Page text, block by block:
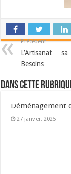
Précédent
L’Artisanat
Besoins
Dans cette
Déménagement
27 janvier, 2025